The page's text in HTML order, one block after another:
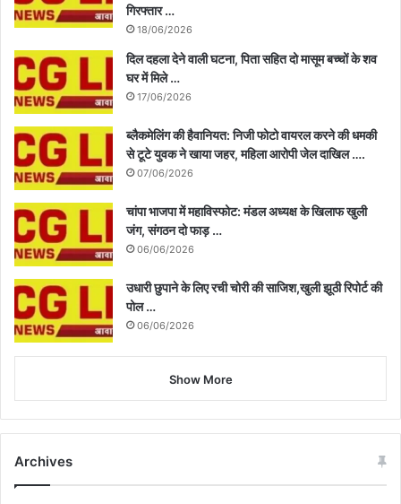
गिरफ्तार …
18/06/2026
दिल दहला देने वाली घटना, पिता सहित दो मासूम बच्चों के शव
घर में मिले …
17/06/2026
ब्लैकमेलिंग की हैवानियत: निजी फोटो वायरल करने की धमकी
से टूटे युवक ने खाया जहर, महिला आरोपी जेल दाखिल ….
07/06/2026
चांपा भाजपा में महाविस्फोट: मंडल अध्यक्ष के खिलाफ खुली
जंग, संगठन दो फाड़ …
06/06/2026
उधारी छुपाने के लिए रची चोरी की साजिश,खुली झूठी रिपोर्ट की
पोल …
06/06/2026
Show More
Archives